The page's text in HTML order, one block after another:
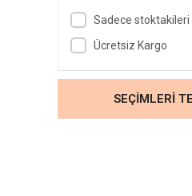
Sadece
Ücretsiz Kargo
SEÇİMLERİ